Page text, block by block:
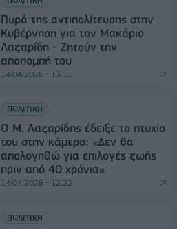
Πυρά της αντιπολίτευσης στην
Κυβέρνηση για τον Μακάριο
Λαζαρίδη - Ζητούν την
αποπομπή του
14/04/2026 - 13:11
ΠΟΛΙΤΙΚΗ
Ο Μ. Λαζαρίδης έδειξε το πτυχίο
του στην κάμερα: «Δεν θα
απολογηθώ για επιλογές ζωής
πριν από 40 χρόνια»
14/04/2026 - 12:22
ΠΟΛΙΤΙΚΗ